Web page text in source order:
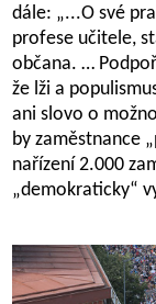
dále: „...O své
profese učitele,
občana. …
že lži a
ani slovo o
by zaměstnance
nařízení 2.000
„demokraticky“